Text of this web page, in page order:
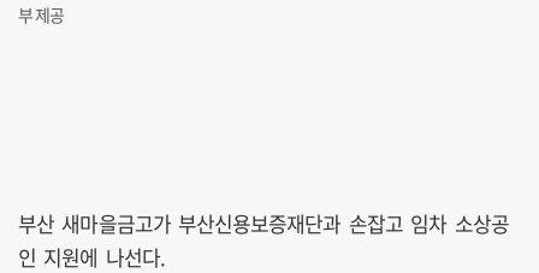
부 제공
부산 새마을금고가 부산신용보증재단과 손잡고 임차 소상공
인 지원에 나선다.